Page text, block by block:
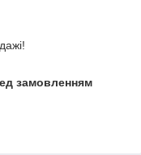
замовленням